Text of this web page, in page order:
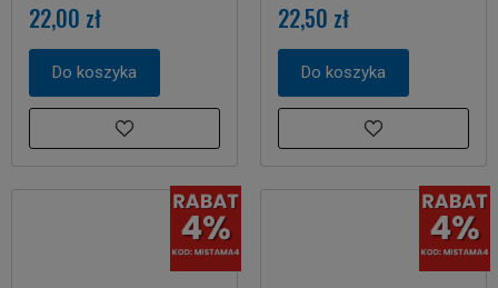
22,00 zł
Do koszyka
22,50 zł
Do koszyka